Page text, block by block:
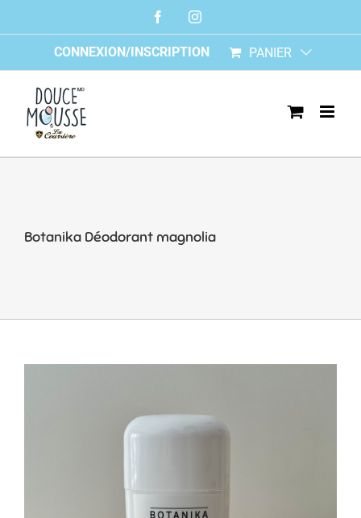
FacebookInstagram
CONNEXION/INSCRIPTION PANIER
Botanika Déodorant magnolia